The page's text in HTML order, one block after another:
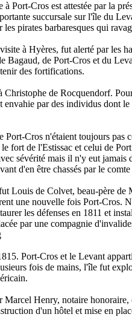
Port-Cros est attestée par la
succursale sur l'île du
les pirates barbaresques qui
à Hyères, fut alerté par les
Bagaud, de Port-Cros et du
des fortifications.
Christophe de Rocquendorf.
par des individus dont
Port-Cros n'étaient toujours
fort de l'Estissac et celui de
sévérité mais il n'y eut
d'en être chassés par le
Louis de Colvet, beau-père
une nouvelle fois Port-Cros.
les défenses en 1811 et
par une compagnie
Port-Cros et le Levant
fois de mains, l'île fut
Marcel Henry, notaire
d'un hôtel et mise en